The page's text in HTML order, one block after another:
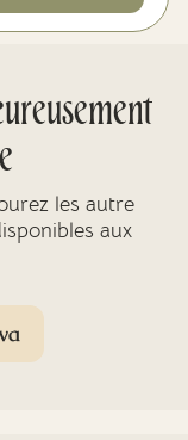
les autre
aux